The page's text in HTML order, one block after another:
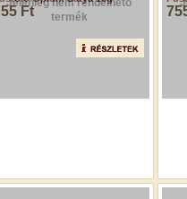
Jelenleg nem rendelhető
termék